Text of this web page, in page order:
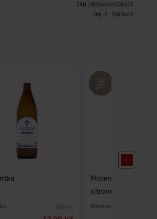
EAN 08594001026357
Obj. č.: 1263442
700 ml
Minerální voda s
citronové trávy
Römerquelle